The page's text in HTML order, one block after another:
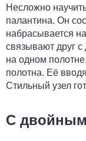
Несложно
палантина. Он
набрасывается
связывают друг
на одном
полотна. Её
Стильный узел
С